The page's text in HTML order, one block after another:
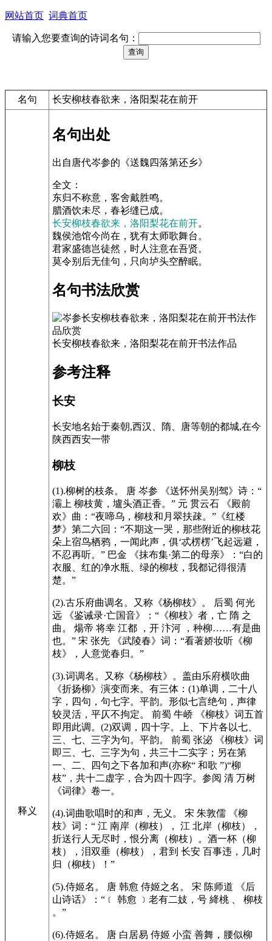
网站首页 词典首页
请输入您要查询的诗词名句：
名句 长安柳枝春欲来，洛阳梨花在前开
释义
名句出处
出自唐代岑参的《送魏四落第还乡》
全文：
东归不称意，客舍戴胜鸣。
腊酒饮未尽，春衫缝已成。
长安柳枝春欲来，洛阳梨花在前开。
魏侯池馆今尚在，犹有太师歌舞台。
君家盛德岂徒然，时人注意在吾贤。
莫令别后无佳句，只向垆头空醉眠。
名句书法欣赏
长安柳枝春欲来，洛阳梨花在前开书法作品
参考注释
长安
长安地名始于秦朝,西汉、隋、唐等朝的都城,在今
陕西西安一带
柳枝
(1).柳树的枝条。 唐 岑参 《送怀州吴别驾》诗：“
灞上 柳枝黄，壚头酒正香。” 元 贯云石 《殿前
欢》曲：“夜啼乌，柳枝和月翠扶疎。”《红楼
梦》第二六回：“不期这一哭，那些附近的柳枝花
朵上宿鸟栖鸦，一闻此声，俱‘忒楞楞’飞起远避，
不忍再听。” 巴金 《抹布集·第二的母亲》：“白的
衣服、红的净水瓶、绿的柳枝，我都记得很清
楚。”
(2).古乐府曲调名。又称《杨柳枝》。 后蜀 何光
远 《鉴诫录·亡国音》：“《柳枝》者，亡 隋 之
曲。 煬帝 将幸 江都 ，开 汴河 ，种柳……有是曲
也。” 宋 张先 《武陵春》词：“看著娇妆听《柳
枝》，人意觉春归。”
(3).词调名。又称《杨柳枝》。盖由乐府横吹曲
《折扬柳》演变而来。有三体：(1)单调，二十八
字，四句，句七字。平韵。形似七言绝句，声律
较灵活，平仄不拘定。 前蜀 牛峤 《柳枝》词五首
即用此调。(2)双调，四十字。上、下片各以七、
三、七、三字为句。平韵。 前蜀 张泌 《柳枝》词
即三、七、三字为句，共三十二实字；另在第
一、二、四句之下各加和声(亦称“ 和歌 ”)“柳
枝”，共十二虚字，合为四十四字。参阅 清 万树
《词律》卷一。
(4).词曲歌唱时的和声，无义。 宋 朱敦儒 《柳
枝》词：“ 江 南岸（柳枝）， 江 北岸（柳枝），
折送行人无尽时，恨分离（柳枝）。酒一杯（柳
枝），泪双垂（柳枝），君到 长安 百事违，几时
归（柳枝）！”
(5).侍姬名。 唐 韩愈 侍姬之名。 宋 陈师道 《后
山诗话》：“﹝ 韩愈 ﹞老有二妓，号 絳桃 、 柳枝
。”
(6).侍姬名。 唐 白居易 侍姬 小蛮 善舞，腰似柳